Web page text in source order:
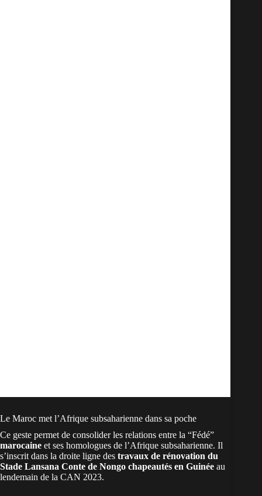
Le Maroc met l’Afrique subsaharienne dans sa poche
Ce geste permet de consolider les relations entre la “Fédé”
marocaine et ses homologues de l’Afrique subsaharienne. Il
s’inscrit dans la droite ligne des travaux de rénovation du
Stade Lansana Conte de Nongo chapeautés en Guinée au
lendemain de la CAN 2023.